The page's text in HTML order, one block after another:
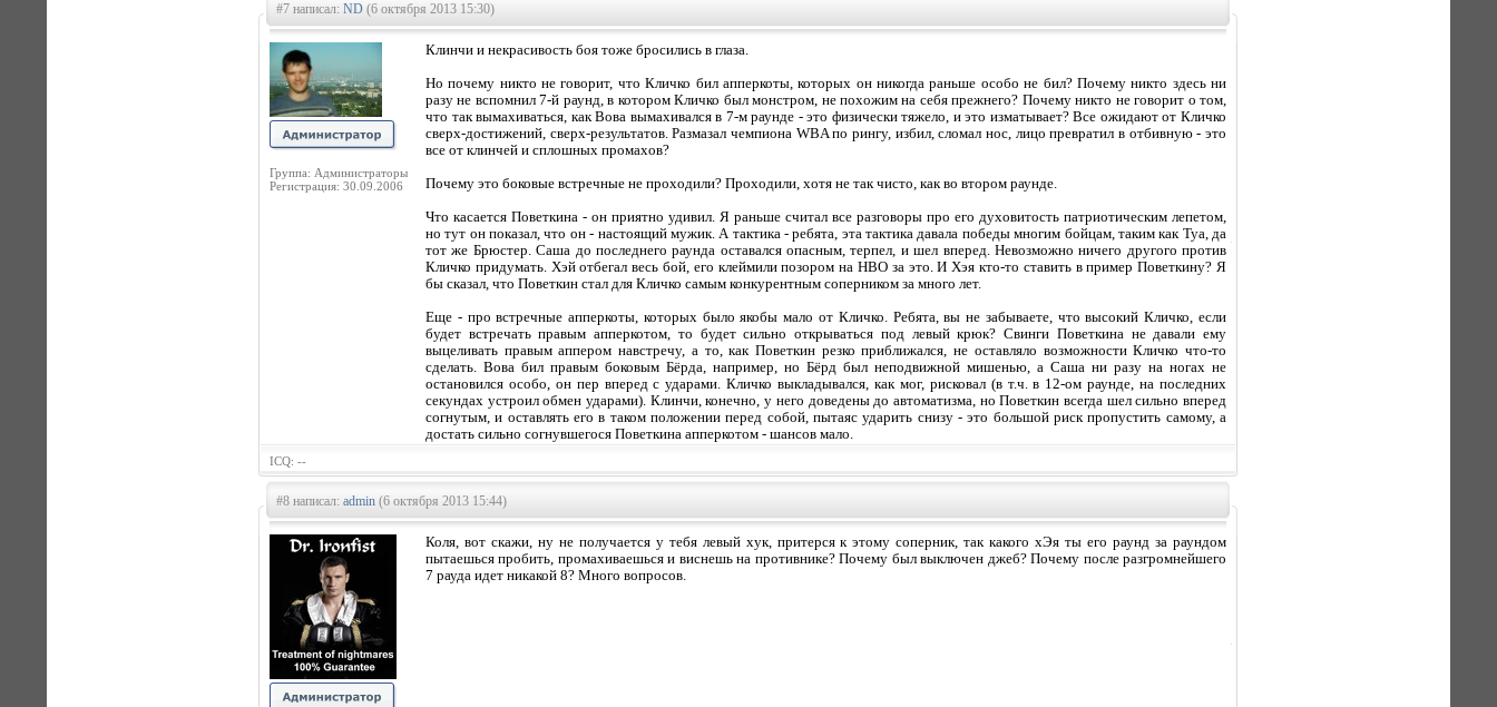
#7 написал: ND (6 октября 2013 15:30)
Группа: Администраторы
Регистрация: 30.09.2006
Клинчи и некрасивость боя тоже бросились в глаза.
Но почему никто не говорит, что Кличко бил апперкоты, которых он никогда раньше особо не бил? Почему никто здесь ни
разу не вспомнил 7-й раунд, в котором Кличко был монстром, не похожим на себя прежнего? Почему никто не говорит о том,
что так вымахиваться, как Вова вымахивался в 7-м раунде - это физически тяжело, и это изматывает? Все ожидают от Кличко
сверх-достижений, сверх-результатов. Размазал чемпиона WBA по рингу, избил, сломал нос, лицо превратил в отбивную - это
все от клинчей и сплошных промахов?
Почему это боковые встречные не проходили? Проходили, хотя не так чисто, как во втором раунде.
Что касается Поветкина - он приятно удивил. Я раньше считал все разговоры про его духовитость патриотическим лепетом,
но тут он показал, что он - настоящий мужик. А тактика - ребята, эта тактика давала победы многим бойцам, таким как Туа, да
тот же Брюстер. Саша до последнего раунда оставался опасным, терпел, и шел вперед. Невозможно ничего другого против
Кличко придумать. Хэй отбегал весь бой, его клеймили позором на НВО за это. И Хэя кто-то ставить в пример Поветкину? Я
бы сказал, что Поветкин стал для Кличко самым конкурентным соперником за много лет.
Еще - про встречные апперкоты, которых было якобы мало от Кличко. Ребята, вы не забываете, что высокий Кличко, если
будет встречать правым апперкотом, то будет сильно открываться под левый крюк? Свинги Поветкина не давали ему
выцеливать правым аппером навстречу, а то, как Поветкин резко приближался, не оставляло возможности Кличко что-то
сделать. Вова бил правым боковым Бёрда, например, но Бёрд был неподвижной мишенью, а Саша ни разу на ногах не
остановился особо, он пер вперед с ударами. Кличко выкладывался, как мог, рисковал (в т.ч. в 12-ом раунде, на последних
секундах устроил обмен ударами). Клинчи, конечно, у него доведены до автоматизма, но Поветкин всегда шел сильно вперед
согнутым, и оставлять его в таком положении перед собой, пытаяс ударить снизу - это большой риск пропустить самому, а
достать сильно согнувшегося Поветкина апперкотом - шансов мало.
ICQ: --
#8 написал: admin (6 октября 2013 15:44)
Коля, вот скажи, ну не получается у тебя левый хук, притерся к этому соперник, так какого хЭя ты его раунд за раундом
пытаешься пробить, промахиваешься и виснешь на противнике? Почему был выключен джеб? Почему после разгромнейшего
7 рауда идет никакой 8? Много вопросов.